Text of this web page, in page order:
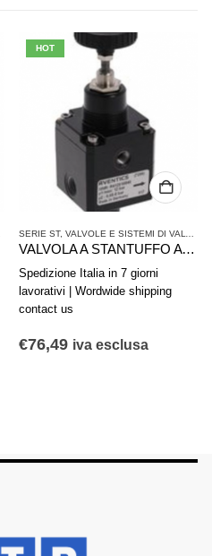
,VALVOLE SINGOLE
HOT
SERIE ST, VALVOLE E SISTEMI DI VALVOLE AVENTICS
VALVOLA A STANTUFFO AVENTICS Serie PR2-RGP R412010705
Spedizione Italia in 7 giorni
lavorativi | Wordwide shipping
contact us
€76,49 iva esclusa